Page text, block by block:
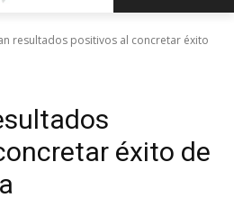
resultados positivos al concretar éxito
éxito de